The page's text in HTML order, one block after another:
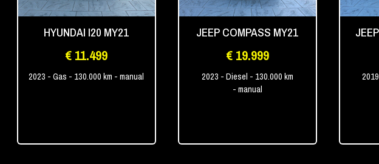
HYUNDAI I20 MY21
€ 11.499
2023 - Gas - 130.000 km - manual
JEEP COMPASS MY21
€ 19.999
2023 - Diesel - 130.000 km
- manual
2019